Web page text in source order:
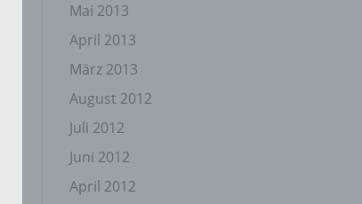
Mai 2013
April 2013
März 2013
August 2012
Juli 2012
Juni 2012
April 2012